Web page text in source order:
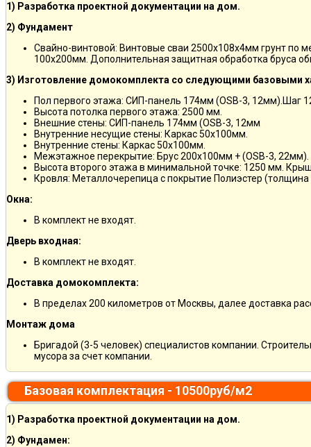
1) Разработка проектной документации на дом.
2) Фундамент
Свайно-винтовой: Винтовые сваи 2500х108х4мм грунт по
100х200мм. Дополнительная защитная обработка бруса
3) Изготовление домокомплекта со следующими базовыми
Пол первого этажа: СИП-панель 174мм (OSB-3, 12мм).Шаг
Высота потолка первого этажа: 2500 мм.
Внешние стены: СИП-панель 174мм (OSB-3, 12мм
Внутренние несущие стены: Каркас 50х100мм.
Внутренние стены: Каркас 50х100мм.
Межэтажное перекрытие: Брус 200х100мм + (OSB-3, 22мм).
Высота второго этажа в минимальной точке: 1250 мм.
Кровля: Металлочерепица с покрытие Полиэстер
Окна:
В комплект не входят.
Дверь входная:
В комплект не входят.
Доставка домокомплекта:
В пределах 200 километров от Москвы, далее доставка
Монтаж дома
Бригадой (3-5 человек) специалистов компании.
мусора за счет компании.
Базовая комплектация - 10500руб/м2
1) Разработка проектной документации на дом.
2) Фундамен: